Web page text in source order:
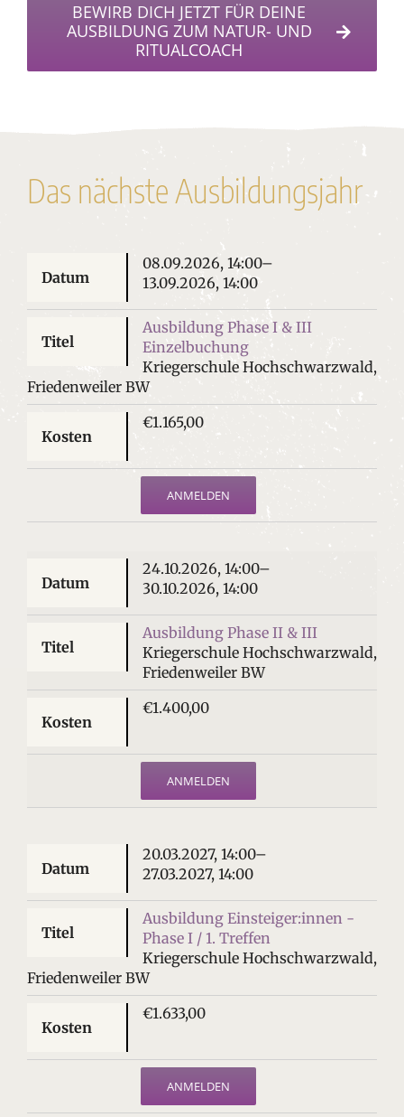
BEWIRB DICH JETZT FÜR DEINE
AUSBILDUNG ZUM NATUR- UND
RITUALCOACH
Das nächste Ausbildungsjahr
08.09.2026, 14:00–
13.09.2026, 14:00
Ausbildung Phase I & III
Einzelbuchung
Kriegerschule Hochschwarzwald,
Friedenweiler BW
€1.165,00
ANMELDEN
24.10.2026, 14:00–
30.10.2026, 14:00
Ausbildung Phase II & III
Kriegerschule Hochschwarzwald,
Friedenweiler BW
€1.400,00
ANMELDEN
20.03.2027, 14:00–
27.03.2027, 14:00
Ausbildung Einsteiger:innen -
Phase I / 1. Treffen
Kriegerschule Hochschwarzwald,
Friedenweiler BW
€1.633,00
ANMELDEN